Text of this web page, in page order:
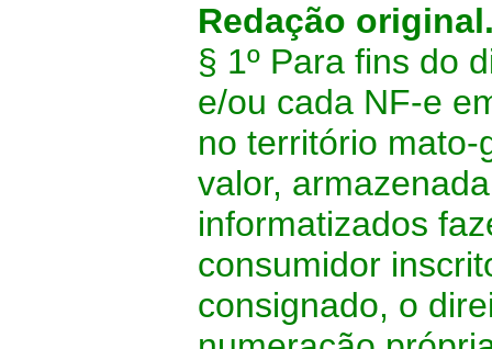
Redação
§ 1º Para fins do
e/ou cada NF-e
no território
valor,
informatizados
consumidor
consignado, o